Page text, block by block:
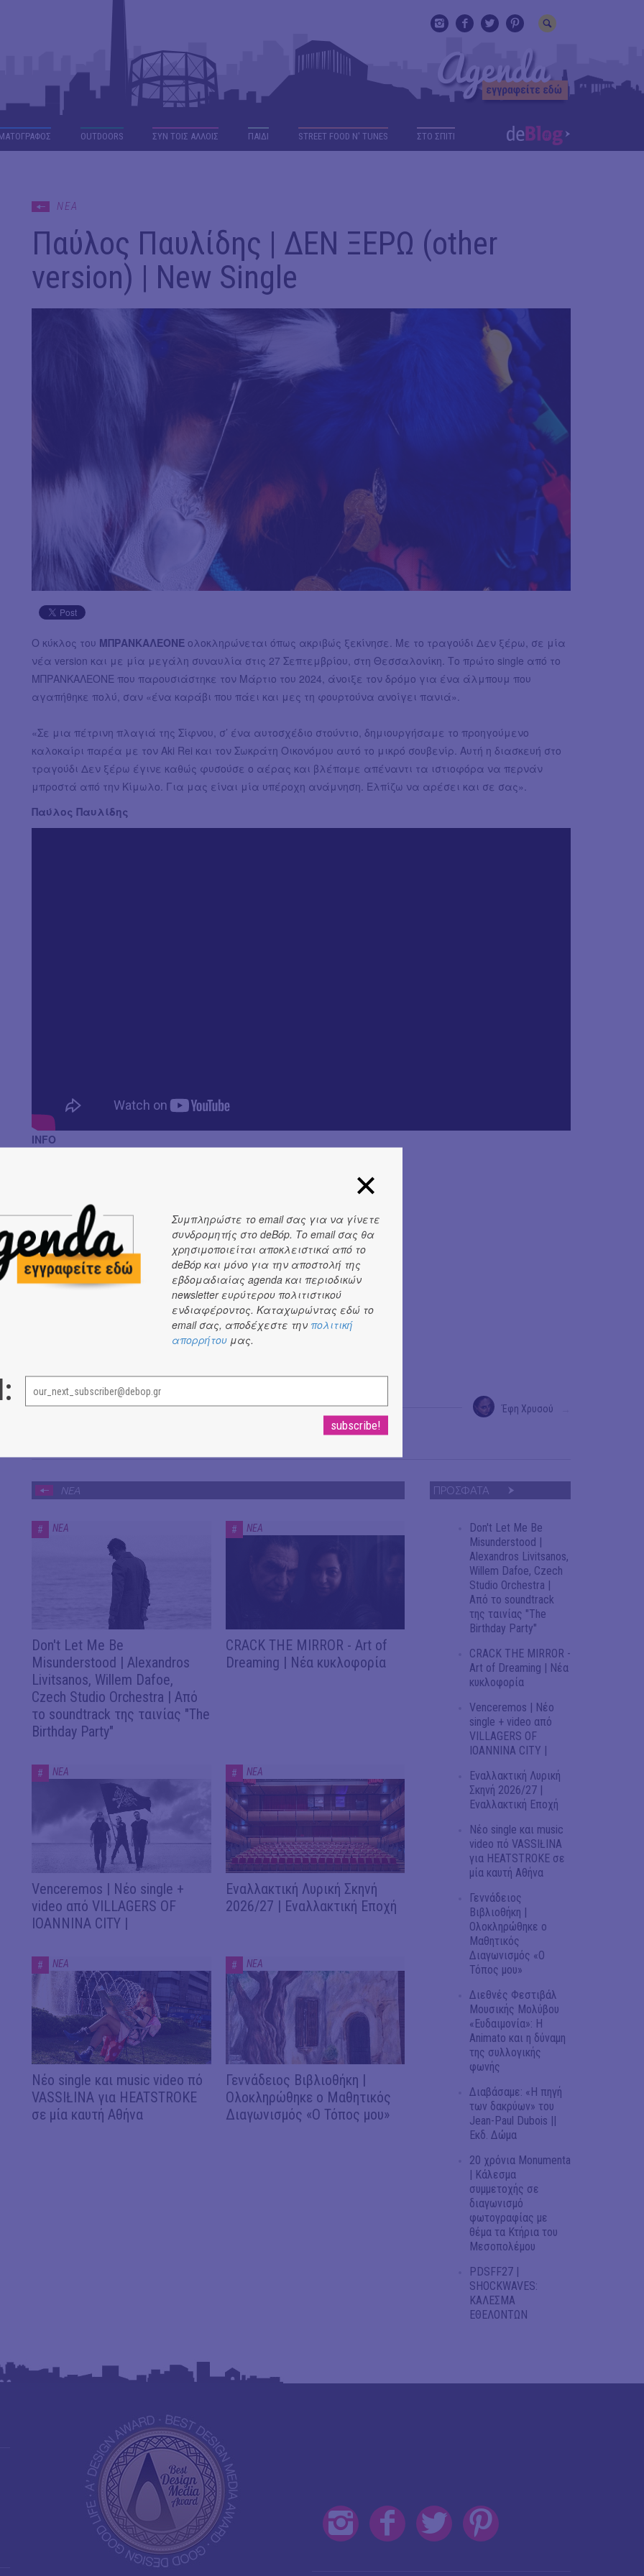
OUTDΟORS ΣΥΝ ΤΟΙΣ ΑΛΛΟΙΣ ΠΑΙΔΙ STREET FOOD N' TUNES ΣΤΟ ΣΠΙΤΙ
ΝΕΑ
Παύλος Παυλίδης | ΔΕΝ ΞΕΡΩ (other
version) | New Single
O κύκλος του ΜΠΡΑΝΚΑΛΕΟΝΕ ολοκληρώνεται όπως ακριβώς ξεκίνησε. Με το τραγούδι Δεν ξέρω, σε μία
νέα version και με μία μεγάλη συναυλία στις 27 Σεπτεμβρίου, στη Θεσσαλονίκη. Το πρώτο single από το
ΜΠΡΑΝΚΑΛΕΟΝΕ που παρουσιάστηκε τον Μάρτιο του 2024, άνοιξε τον δρόμο για ένα άλμπουμ που
αγαπήθηκε πολύ, σαν «ένα καράβι που πάει και μες τη φουρτούνα ανοίγει πανιά».
«Σε μια πέτρινη πλαγιά της Σίφνου, σ’ ένα αυτοσχέδιο στούντιο, δημιουργήσαμε το προηγούμενο
καλοκαίρι παρέα με τον Αki Rei και τον Σωκράτη Οικονόμου αυτό το μικρό σουβενίρ. Αυτή η διασκευή στο
τραγούδι Δεν ξέρω έγινε καθώς φυσούσε ο αέρας και βλέπαμε απέναντι τα ιστιοφόρα να περνάν
μπροστά από την Κίμωλο. Για μας είναι μία υπέροχη ανάμνηση. Ελπίζω να αρέσει και σε σας».
Παύλος Παυλίδης
INFO
Διαθέσιμο σε όλες τις ψηφιακές πλατφόρμες
CREDITS:
Video created by Vasilis Kehagias
Art direction & costume design by Vasilis Kehagias
Music Composed and Performed by Pavlos Pavlidis & Aki Rei
Produced by Aki Rei
Έφη Χρυσού
ΝΕΑ
# ΝΕΑ
Don't Let Me Be
Misunderstood | Alexandros
Livitsanos, Willem Dafoe,
Czech Studio Orchestra | Από
το soundtrack της ταινίας "The
Birthday Party"
# ΝΕΑ
CRACK THE MIRROR - Art of
Dreaming | Νέα κυκλοφορία
# ΝΕΑ
Venceremos | Νέο single +
video από VILLAGERS OF
IOANNINA CITY |
# ΝΕΑ
Εναλλακτική Λυρική Σκηνή
2026/27 | Εναλλακτική Εποχή
# ΝΕΑ
Νέο single και music video πό
VASSIŁINA για HEATSTROKE
σε μία καυτή Αθήνα
# ΝΕΑ
Γεννάδειος Βιβλιοθήκη |
Ολοκληρώθηκε ο Μαθητικός
Διαγωνισμός «Ο Τόπος μου»
ΠΡΟΣΦΑΤΑ
Don't Let Me Be
Misunderstood |
Alexandros Livitsanos,
Willem Dafoe, Czech
Studio Orchestra |
Από το soundtrack
της ταινίας "The
Birthday Party"
CRACK THE MIRROR -
Art of Dreaming | Νέα
κυκλοφορία
Venceremos | Νέο
single + video από
VILLAGERS OF
IOANNINA CITY |
Εναλλακτική Λυρική
Σκηνή 2026/27 |
Εναλλακτική Εποχή
Νέο single και music
video πό VASSIŁINA
για HEATSTROKE σε
μία καυτή Αθήνα
Γεννάδειος
Βιβλιοθήκη |
Ολοκληρώθηκε ο
Μαθητικός
Διαγωνισμός «Ο
Τόπος μου»
Διεθνές Φεστιβάλ
Μουσικής Μολύβου
«Ευδαιμονία»: Η
Animato και η δύναμη
της συλλογικής
φωνής
Διαβάσαμε: «Η πηγή
των δακρύων» του
Jean-Paul Dubois ||
Εκδ. Δώμα
20 χρόνια Monumenta
| Κάλεσμα
συμμετοχής σε
διαγωνισμό
φωτογραφίας με
θέμα τα Κτήρια του
Μεσοπολέμου
PDSFF27 |
SHOCKWAVES:
ΚΑΛΕΣΜΑ
ΕΘΕΛΟΝΤΩΝ
Συμπληρώστε το email σας για να γίνετε
συνδρομητής στο deBόp. Το email σας θα
χρησιμοποιείται αποκλειστικά από το
deBόp και μόνο για την αποστολή της
εβδομαδιαίας agenda και περιοδικών
newsletter ευρύτερου πολιτιστικού
ενδιαφέροντος. Καταχωρώντας εδώ το
email σας, αποδέχεστε την πολιτική
απορρήτου μας.